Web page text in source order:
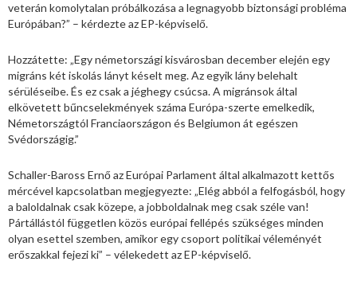
veterán komolytalan próbálkozása a legnagyobb biztonsági probléma
Európában?” – kérdezte az EP-képviselő.
Hozzátette: „Egy németországi kisvárosban december elején egy
migráns két iskolás lányt késelt meg. Az egyik lány belehalt
sérüléseibe. És ez csak a jéghegy csúcsa. A migránsok által
elkövetett bűncselekmények száma Európa-szerte emelkedik,
Németországtól Franciaországon és Belgiumon át egészen
Svédországig.”
Schaller-Baross Ernő az Európai Parlament által alkalmazott kettős
mércével kapcsolatban megjegyezte: „Elég abból a felfogásból, hogy
a baloldalnak csak közepe, a jobboldalnak meg csak széle van!
Pártállástól független közös európai fellépés szükséges minden
olyan esettel szemben, amikor egy csoport politikai véleményét
erőszakkal fejezi ki” – vélekedett az EP-képviselő.